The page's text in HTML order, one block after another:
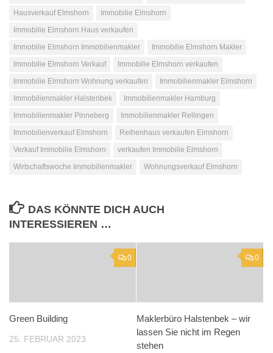
Hausverkauf Elmshorn
Immobilie Elmshorn
Immobilie Elmshorn Haus verkaufen
Immobilie Elmshorn Immobilienmakler
Immobilie Elmshorn Makler
Immobilie Elmshorn Verkauf
Immobilie Elmshorn verkaufen
Immobilie Elmshorn Wohnung verkaufen
Immobilienmakler Elmshorn
Immobilienmakler Halstenbek
Immobilienmakler Hamburg
Immobilienmakler Pinneberg
Immobilienmakler Rellingen
Immobilienverkauf Elmshorn
Reihenhaus verkaufen Elmshorn
Verkauf Immobilie Elmshorn
verkaufen Immobilie Elmshorn
Wirtschaftswoche Immobilienmakler
Wohnungsverkauf Elmshorn
DAS KÖNNTE DICH AUCH
INTERESSIEREN …
0
Green Building
25. FEBRUAR 2023
0
Maklerbüro Halstenbek – wir
lassen Sie nicht im Regen
stehen